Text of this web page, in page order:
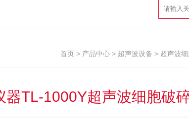
首页 > 产品中心 > 超声波设备 > 超声波
器TL-1000Y超声波细胞破